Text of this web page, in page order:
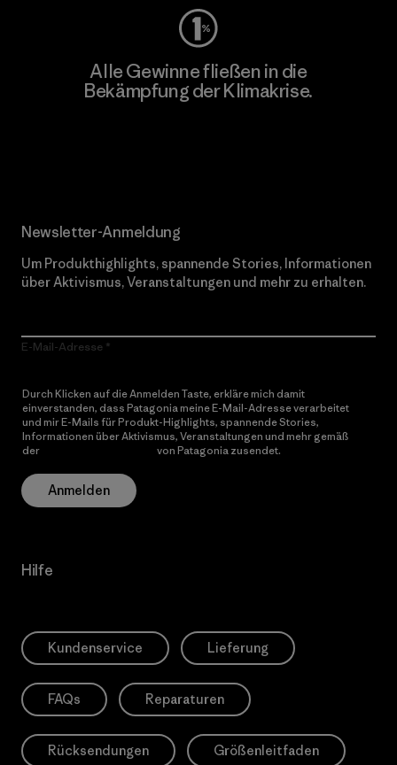
Alle Gewinne fließen in die
Bekämpfung der Klimakrise.
Newsletter-Anmeldung
Um Produkthighlights, spannende Stories, Informationen
über Aktivismus, Veranstaltungen und mehr zu erhalten.
E-Mail-Adresse
Durch Klicken auf die Anmelden Taste, erkläre mich damit
einverstanden, dass Patagonia meine E-Mail-Adresse verarbeitet
und mir E-Mails für Produkt-Highlights, spannende Stories,
Informationen über Aktivismus, Veranstaltungen und mehr gemäß
der
von Patagonia zusendet.
Anmelden
Hilfe
Kundenservice Lieferung
FAQs Reparaturen
Rücksendungen Größenleitfaden